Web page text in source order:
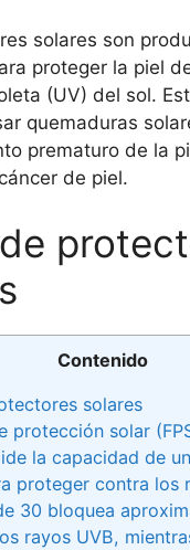
solares son
proteger la piel
(UV) del sol.
quemaduras
prematuro de la
de piel.
Contenido
solares
protección solar
la capacidad de
proteger contra los
30 bloquea
rayos UVB,